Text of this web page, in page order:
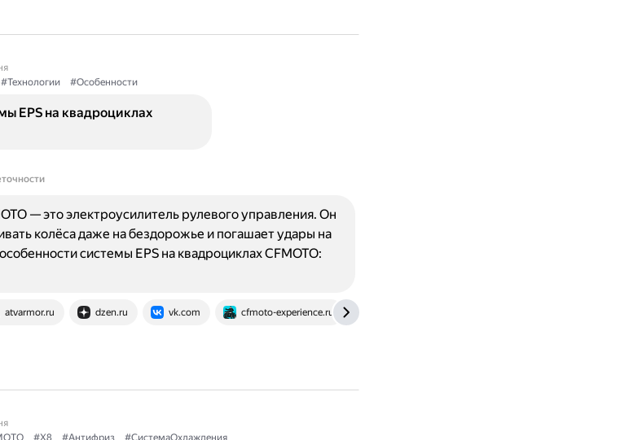
#Технологии #Особенности
EPS на квадроциклах
atvarmor.ru dzen.ru vk.com cfmoto-experience.ru
— это электроусилитель рулевого управления. Он
колёса даже на бездорожье и погашает удары на
системы EPS на квадроциклах CFMOTO:
#X8 #Антифриз #СистемаОхлаждения